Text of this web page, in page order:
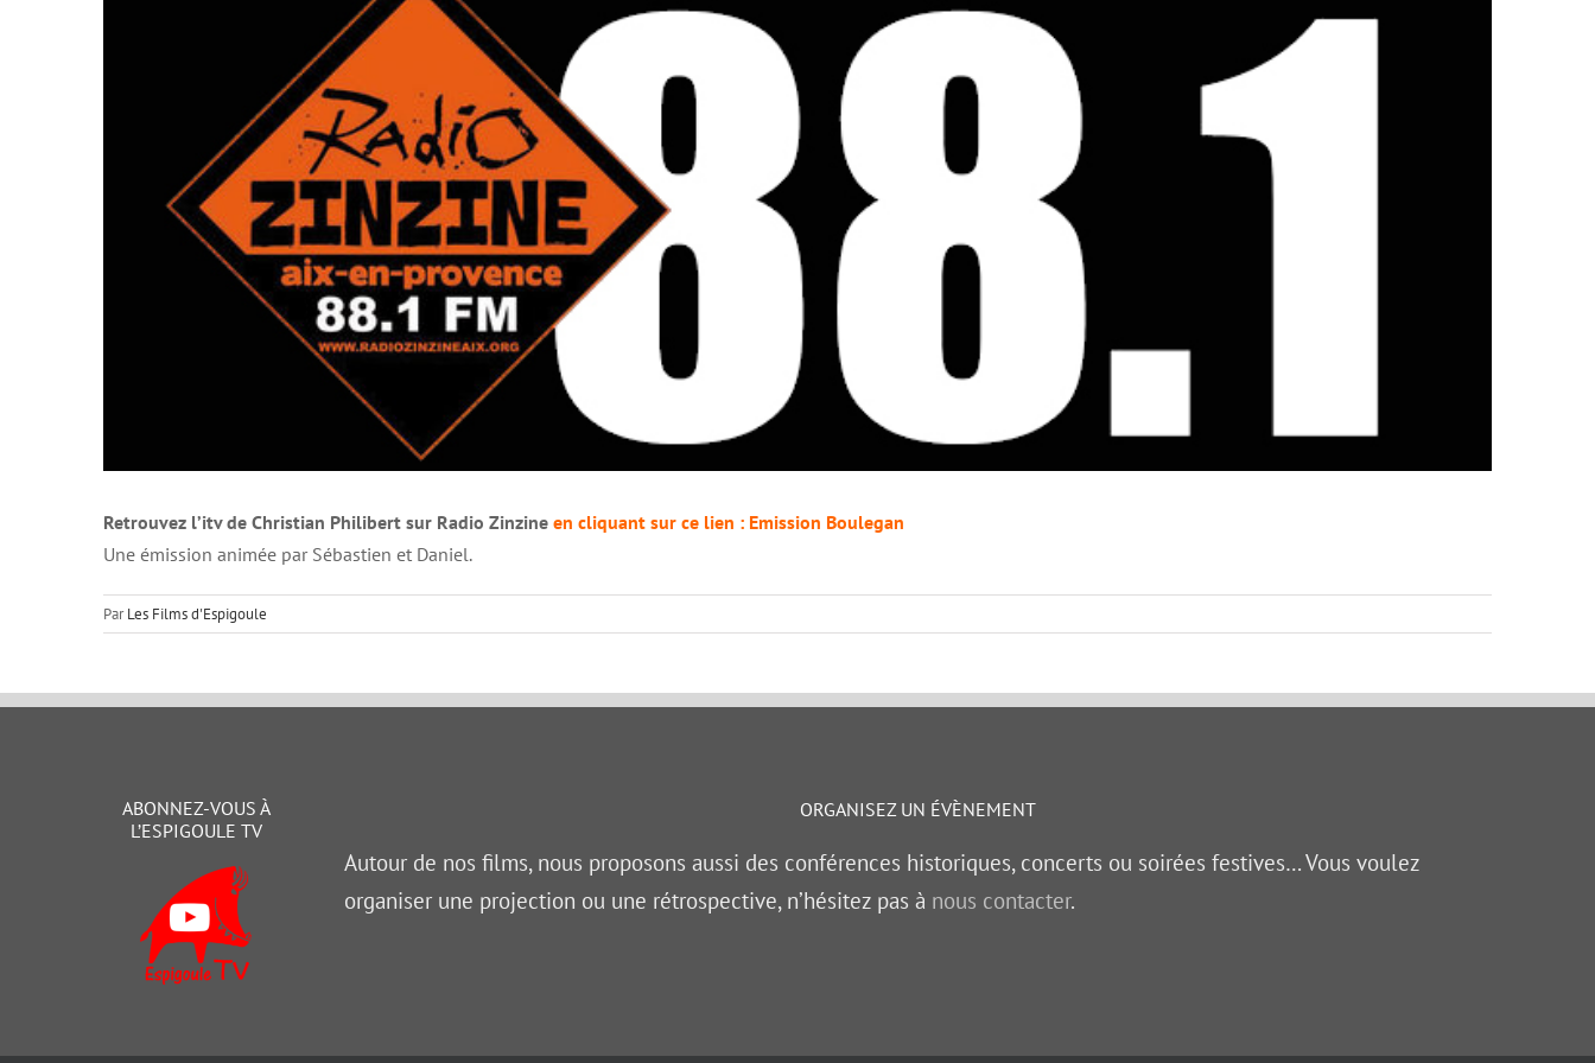
Retrouvez l’itv de Christian Philibert sur Radio Zinzine en cliquant sur ce lien : Emission Boulegan
Une émission animée par Sébastien et Daniel.
ParLes Films d'Espigoule
ABONNEZ-VOUS À
L’ESPIGOULE TV
ORGANISEZ UN ÉVÈNEMENT
Autour de nos films, nous proposons aussi des conférences historiques, concerts ou soirées festives… Vous voulez
organiser une projection ou une rétrospective, n’hésitez pas à nous contacter.